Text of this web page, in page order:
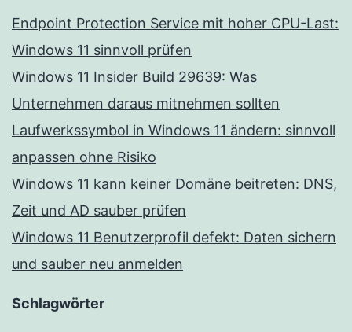
Endpoint Protection Service mit hoher CPU-Last:
Windows 11 sinnvoll prüfen
Windows 11 Insider Build 29639: Was
Unternehmen daraus mitnehmen sollten
Laufwerkssymbol in Windows 11 ändern: sinnvoll
anpassen ohne Risiko
Windows 11 kann keiner Domäne beitreten: DNS,
Zeit und AD sauber prüfen
Windows 11 Benutzerprofil defekt: Daten sichern
und sauber neu anmelden
Schlagwörter